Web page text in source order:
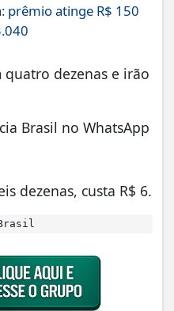
prêmio atinge R$ 150
quatro dezenas e irão
Brasil no WhatsApp
dezenas, custa R$ 6.